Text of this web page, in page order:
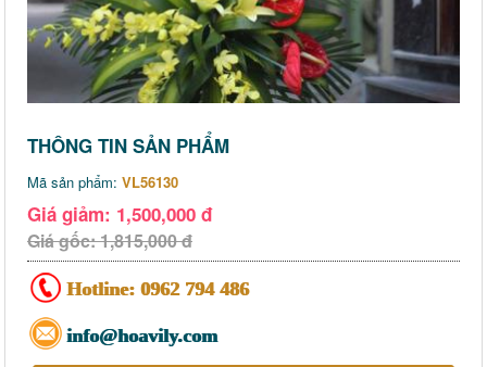
THÔNG TIN SẢN PHẨM
Mã sản phẩm: VL56130
Giá giảm: 1,500,000 đ
Giá gốc: 1,815,000 đ
Hotline: 0962 794 486
info@hoavily.com